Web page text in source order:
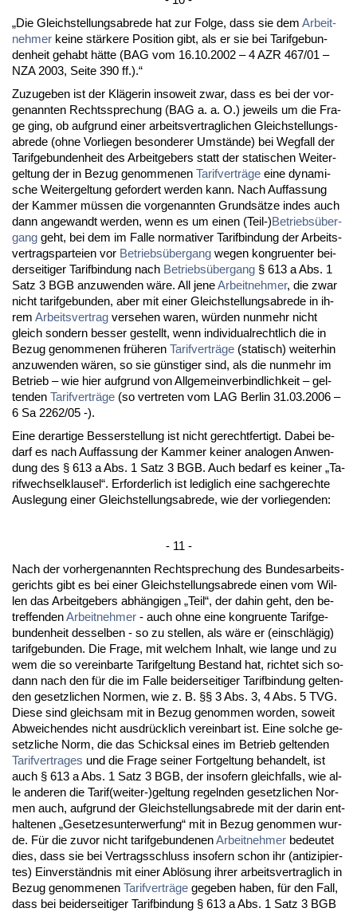
„Die Gleich­stel­lungs­ab­re­de hat zur Fol­ge, dass sie dem Ar­beit­
neh­mer kei­ne stärke­re Po­si­ti­on gibt, als er sie bei Ta­rif­ge­bun­
den­heit ge­habt hätte (BAG vom 16.10.2002 – 4 AZR 467/01 –
NZA 2003, Sei­te 390 ff.).“
Zu­zu­ge­ben ist der Kläge­rin in­so­weit zwar, dass es bei der vor­
ge­nann­ten Rechts­spre­chung (BAG a. a. O.) je­weils um die Fra­
ge ging, ob auf­grund ei­ner ar­beits­ver­trag­li­chen Gleich­stel­lungs­
ab­re­de (oh­ne Vor­lie­gen be­son­de­rer Umstände) bei Weg­fall der
Ta­rif­ge­bun­den­heit des Ar­beit­ge­bers statt der sta­ti­schen Wei­ter­
gel­tung der in Be­zug ge­nom­me­nen Ta­rif­verträge ei­ne dy­na­mi­
sche Wei­ter­gel­tung ge­for­dert wer­den kann. Nach Auf­fas­sung
der Kam­mer müssen die vor­ge­nann­ten Grundsätze in­des auch
dann an­ge­wandt wer­den, wenn es um ei­nen (Teil-)Be­triebsüber­
gang geht, bei dem im Fal­le nor­ma­ti­ver Ta­rif­bin­dung der Ar­beits­
ver­trags­par­tei­en vor Be­triebsüber­gang we­gen kon­gru­en­ter bei­
der­sei­ti­ger Ta­rif­bin­dung nach Be­triebsüber­gang § 613 a Abs. 1
Satz 3 BGB an­zu­wen­den wäre. All je­neAr­beit­neh­mer, die zwar
nicht ta­rif­ge­bun­den, aber mit ei­ner Gleich­stel­lungs­ab­re­de in ih­
rem Ar­beits­ver­trag ver­se­hen wa­ren, würden nun­mehr nicht
gleich son­dern bes­ser ge­stellt, wenn in­di­vi­du­al­recht­lich die in
Be­zug ge­nom­me­nen frühe­ren Ta­rif­verträge (sta­tisch) wei­ter­hin
an­zu­wen­den wären, so sie güns­ti­ger sind, als die nun­mehr im
Be­trieb – wie hier auf­grund von All­ge­mein­ver­bind­lich­keit – gel­
ten­den Ta­rif­verträge (so ver­tre­ten vom LAG Ber­lin 31.03.2006 –
6 Sa 2262/05 -).
Ei­ne der­ar­ti­ge Bes­ser­stel­lung ist nicht ge­recht­fer­tigt. Da­bei be­
darf es nach Auf­fas­sung der Kam­mer kei­ner ana­lo­gen An­wen­
dung des § 613 a Abs. 1 Satz 3 BGB. Auch be­darf es kei­ner „Ta­
rif­wech­sel­klau­sel“. Er­for­der­lich ist le­dig­lich ei­ne sach­ge­rech­te
Aus­le­gung ei­ner Gleich­stel­lungs­ab­re­de, wie der vor­lie­gen­den:
- 11 -
Nach der vor­her­ge­nann­ten Recht­spre­chung des Bun­des­ar­beits­
ge­richts gibt es bei ei­ner Gleich­stel­lungs­ab­re­de ei­nen vom Wil­
len das Ar­beit­ge­bers abhängi­gen „Teil“, der da­hin geht, den be­
tref­fen­denAr­beit­neh­mer - auch oh­ne ei­ne kon­gru­en­te Ta­rif­ge­
bun­den­heit des­sel­ben - so zu stel­len, als wäre er (ein­schlägig)
ta­rif­ge­bun­den. Die Fra­ge, mit wel­chem In­halt, wie lan­ge und zu
wem die so ver­ein­bar­te Ta­rif­gel­tung Be­stand hat, rich­tet sich so­
dann nach den für die im Fal­le bei­der­sei­ti­ger Ta­rif­bin­dung gel­ten­
den ge­setz­li­chen Nor­men, wie z. B. §§ 3 Abs. 3, 4 Abs. 5 TVG.
Die­se sind gleich­sam mit in Be­zug ge­nom­men wor­den, so­weit
Ab­wei­chen­des nicht aus­drück­lich ver­ein­bart ist. Ei­ne sol­che ge­
setz­li­che Norm, die das Schick­sal ei­nes im Be­trieb gel­ten­den
Ta­rif­ver­tra­ges und die Fra­ge sei­ner Fort­gel­tung be­han­delt, ist
auch § 613 a Abs. 1 Satz 3 BGB, der in­so­fern gleich­falls, wie al­
le an­de­ren die Ta­rif(wei­ter-)gel­tung re­geln­den ge­setz­li­chen Nor­
men auch, auf­grund der Gleich­stel­lungs­ab­re­de mit der dar­in ent­
hal­te­nen „Ge­set­zes­un­ter­wer­fung“ mit in Be­zug ge­nom­men wur­
de. Für die zu­vor nicht ta­rif­ge­bun­de­nenAr­beit­neh­mer be­deu­tet
dies, dass sie bei Ver­trags­schluss in­so­fern schon ihr (an­ti­zi­pier­
tes) Ein­verständ­nis mit ei­ner Ablösung ih­rer ar­beits­ver­trag­lich in
Be­zug ge­nom­me­nen Ta­rif­verträge ge­ge­ben ha­ben, für den Fall,
dass bei bei­der­sei­ti­ger Ta­rif­bin­dung § 613 a Abs. 1 Satz 3 BGB